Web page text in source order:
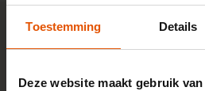
Toestemming Details
Deze website maakt gebruik
Advies nodig?
Tijd besparen
experts. Ma t/m vr bereikbaar